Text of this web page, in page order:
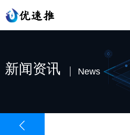
新闻资讯 News